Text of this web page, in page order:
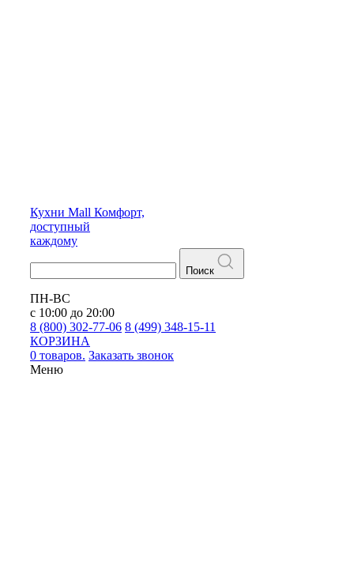
Кухни Mall Комфорт,
доступный
каждому
Поиск
ПН-ВС
с 10:00 до 20:00
8 (800) 302-77-06 8 (499) 348-15-11
КОРЗИНА
0 товаров. Заказать звонок
Меню